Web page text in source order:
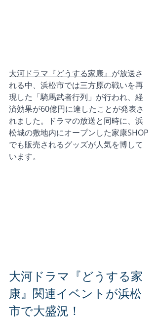
大河ドラマ『どうする家康』 が放送さ
れる中、浜松市では三方原の戦いを再
現した「騎馬武者行列」が行われ、経
済効果が60億円に達したことが発表さ
れました。ドラマの放送と同時に、浜
松城の敷地内にオープンした家康SHOP
でも販売されるグッズが人気を博して
います。
大河ドラマ『どうする家
康』関連イベントが浜松
市で大盛況！